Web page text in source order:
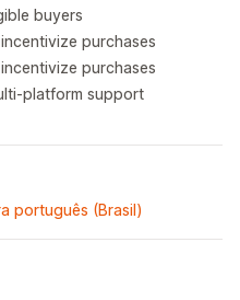
buyers
purchases
purchases
platform support
português (Brasil)